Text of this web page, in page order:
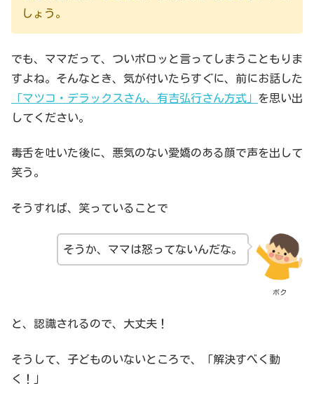
しょう。
でも、ママだって、ついポロッと言ってしまうこともりま
すよね。そんなとき、気が付いたらすぐに、前にお話した
「マツコ・デラックスさん、有吉弘行さん方式」 を思い出
してください。
毒舌を吐いた後に、悪気のない愛嬌のある顔で声を出して
笑う。
そうすれば、笑っていることで
ボク
そうか、ママは怒ってないんだな。
と、認識されるので、大丈夫！
そうして、子どものいないところで、「解決すべく動
く！」